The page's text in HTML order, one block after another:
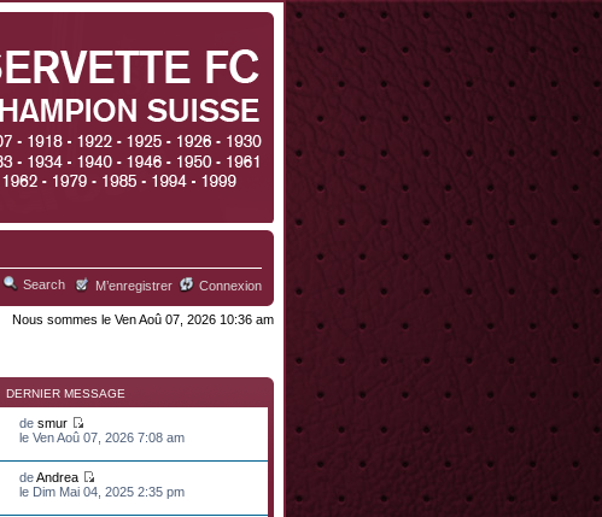
Search M’enregistrer Connexion
Nous sommes le Ven Aoû 07, 2026 10:36 am
DERNIER MESSAGE
desmur
le Ven Aoû 07, 2026 7:08 am
deAndrea
le Dim Mai 04, 2025 2:35 pm